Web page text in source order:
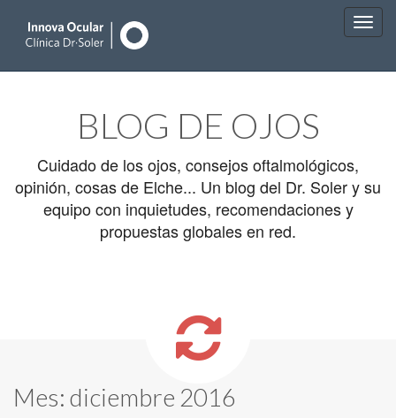
BLOG DE OJOS
Cuidado de los ojos, consejos oftalmológicos,
opinión, cosas de Elche... Un blog del Dr. Soler y su
equipo con inquietudes, recomendaciones y
propuestas globales en red.
Mes: diciembre 2016